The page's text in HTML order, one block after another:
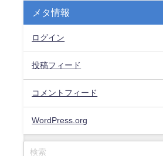
メタ情報
ログイン
投稿フィード
コメントフィード
WordPress.org